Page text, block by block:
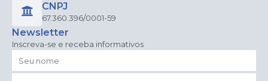
CNPJ
67.360.396/0001-59
Newsletter
Inscreva-se e receba informativos